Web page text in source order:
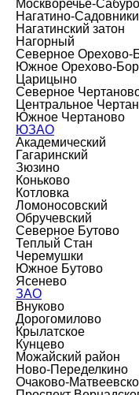
Москворечье-
Нагатино-Садовники
Нагатинский затон
Нагорный
Северное Орехово-
Южное Орехово-
Царицыно
Северное
Центральное
Южное Чертаново
ЮЗАО
Академический
Гагаринский
Зюзино
Коньково
Котловка
Ломоносовский
Обручевский
Северное Бутово
Теплый Стан
Черемушки
Южное Бутово
Ясенево
ЗАО
Внуково
Дорогомилово
Крылатское
Кунцево
Можайский район
Ново-Переделкино
Очаково-